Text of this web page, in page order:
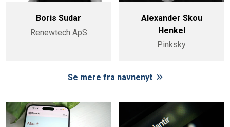
Boris Sudar
Renewtech ApS
Alexander Skou
Henkel
Pinksky
Se mere fra navnenyt